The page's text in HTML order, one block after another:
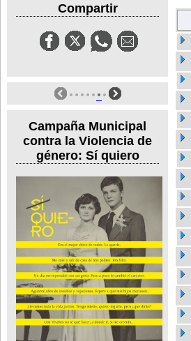
Compartir
Campaña Municipal
contra la Violencia de
género: Sí quiero